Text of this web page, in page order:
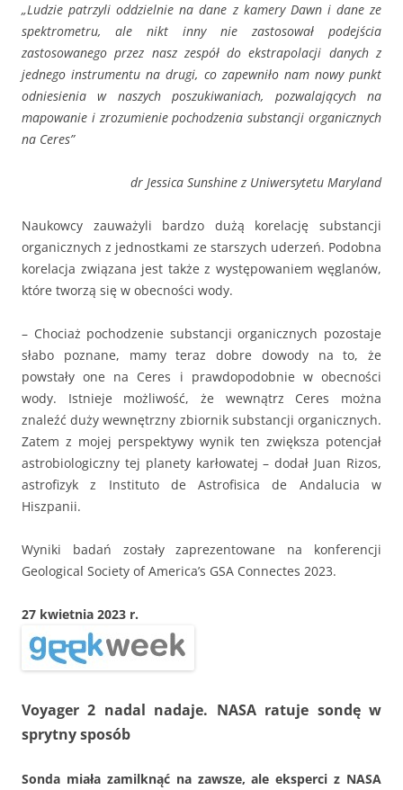
„Ludzie patrzyli oddzielnie na dane z kamery Dawn i dane ze
spektrometru, ale nikt inny nie zastosował podejścia
zastosowanego przez nasz zespół do ekstrapolacji danych z
jednego instrumentu na drugi, co zapewniło nam nowy punkt
odniesienia w naszych poszukiwaniach, pozwalających na
mapowanie i zrozumienie pochodzenia substancji organicznych
na Ceres”
dr Jessica Sunshine z Uniwersytetu Maryland
Naukowcy zauważyli bardzo dużą korelację substancji
organicznych z jednostkami ze starszych uderzeń. Podobna
korelacja związana jest także z występowaniem węglanów,
które tworzą się w obecności wody.
– Chociaż pochodzenie substancji organicznych pozostaje
słabo poznane, mamy teraz dobre dowody na to, że
powstały one na Ceres i prawdopodobnie w obecności
wody. Istnieje możliwość, że wewnątrz Ceres można
znaleźć duży wewnętrzny zbiornik substancji organicznych.
Zatem z mojej perspektywy wynik ten zwiększa potencjał
astrobiologiczny tej planety karłowatej – dodał Juan Rizos,
astrofizyk z Instituto de Astrofisica de Andalucia w
Hiszpanii.
Wyniki badań zostały zaprezentowane na konferencji
Geological Society of America’s GSA Connectes 2023.
27 kwietnia 2023 r.
Voyager 2 nadal nadaje. NASA ratuje sondę w
sprytny sposób
Sonda miała zamilknąć na zawsze, ale eksperci z NASA